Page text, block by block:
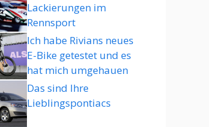
Lackierungen im
Rennsport
Ich habe Rivians neues
E-Bike getestet und es
hat mich umgehauen
Das sind Ihre
Lieblingspontiacs